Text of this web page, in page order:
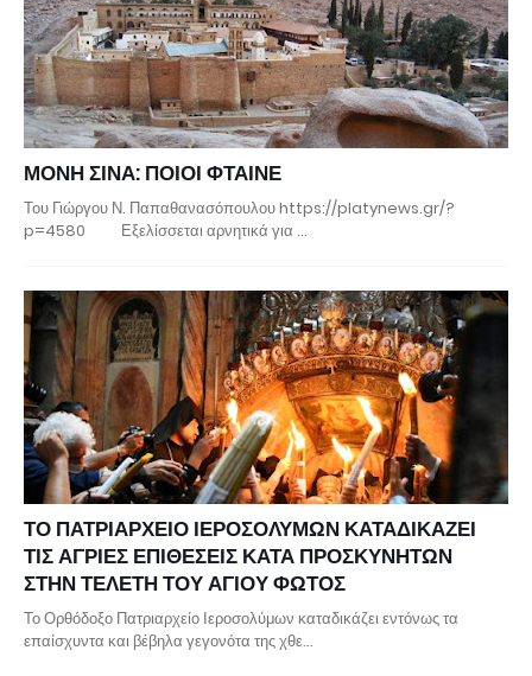
ΜΟΝΗ ΣΙΝΑ: ΠΟΙΟΙ ΦΤΑΙΝΕ
Του Γιώργου Ν. Παπαθανασόπουλου https://platynews.gr/?
p=4580 Εξελίσσεται αρνητικά για …
ΤΟ ΠΑΤΡΙΑΡΧΕΙΟ ΙΕΡΟΣΟΛΥΜΩΝ ΚΑΤΑΔΙΚΑΖΕΙ
ΤΙΣ ΑΓΡΙΕΣ ΕΠΙΘΕΣΕΙΣ ΚΑΤΑ ΠΡΟΣΚΥΝΗΤΩΝ
ΣΤΗΝ ΤΕΛΕΤΗ ΤΟΥ ΑΓΙΟΥ ΦΩΤΟΣ
Το Ορθόδοξο Πατριαρχείο Ιεροσολύμων καταδικάζει εντόνως τα
επαίσχυντα και βέβηλα γεγονότα της χθε…